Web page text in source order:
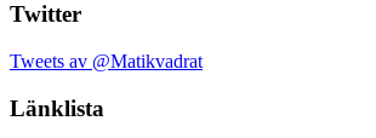
Twitter
Tweets av @Matikvadrat
Länklista